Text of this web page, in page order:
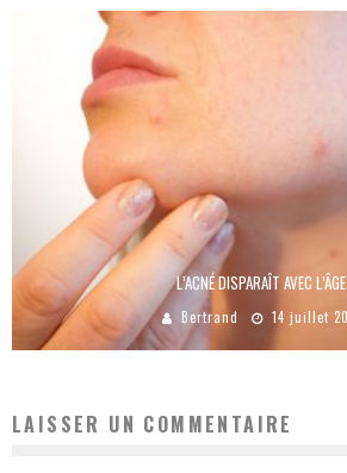
L’ACNÉ DISPARAÎT AVEC
Bertrand 14 juillet
LAISSER UN COMMENTAIRE